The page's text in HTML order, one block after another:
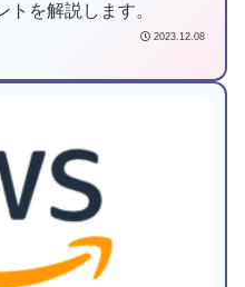
を解説します。
2023.12.08